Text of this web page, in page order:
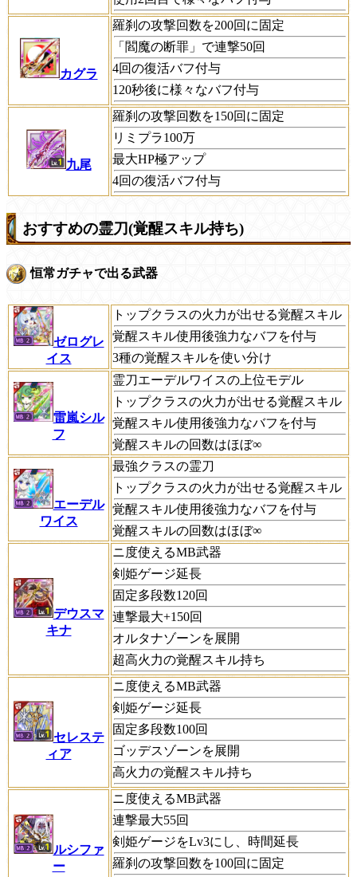
カグラ
羅刹の攻撃回数を200回に固定
「閻魔の断罪」で連撃50回
4回の復活バフ付与
120秒後に様々なバフ付与
九尾
羅刹の攻撃回数を150回に固定
リミプラ100万
最大HP極アップ
4回の復活バフ付与
おすすめの霊刀(覚醒スキル持ち)
恒常ガチャで出る武器
ゼログレ
イス
トップクラスの火力が出せる覚醒スキル
覚醒スキル使用後強力なバフを付与
3種の覚醒スキルを使い分け
雷嵐シル
フ
霊刀エーデルワイスの上位モデル
トップクラスの火力が出せる覚醒スキル
覚醒スキル使用後強力なバフを付与
覚醒スキルの回数はほぼ∞
エーデル
ワイス
最強クラスの霊刀
トップクラスの火力が出せる覚醒スキル
覚醒スキル使用後強力なバフを付与
覚醒スキルの回数はほぼ∞
デウスマ
キナ
ニ度使えるMB武器
剣姫ゲージ延長
固定多段数120回
連撃最大+150回
オルタナゾーンを展開
超高火力の覚醒スキル持ち
セレステ
ィア
ニ度使えるMB武器
剣姫ゲージ延長
固定多段数100回
ゴッデスゾーンを展開
高火力の覚醒スキル持ち
ルシファ
ー
ニ度使えるMB武器
連撃最大55回
剣姫ゲージをLv3にし、時間延長
羅刹の攻撃回数を100回に固定